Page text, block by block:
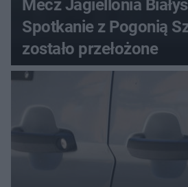
Mecz Jagiellonia
Spotkanie z Pogonią
zostało przełożone